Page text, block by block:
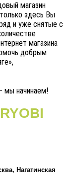
магазин
здесь Вы
и уже снятые с
магазина
добрым
мы начинаем!
Нагатинская